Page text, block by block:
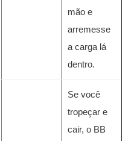
mão e
arremesse
a carga lá
dentro.
Se você
tropeçar e
cair, o BB